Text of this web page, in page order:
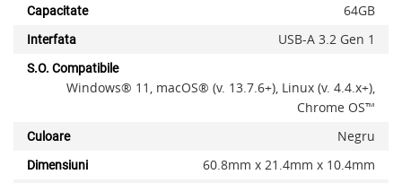
Capacitate 64GB
Interfata USB-A 3.2 Gen 1
S.O. Compatibile
Windows® 11, macOS® (v. 13.7.6+), Linux (v. 4.4.x+),
Chrome OS™
Culoare Negru
Dimensiuni 60.8mm x 21.4mm x 10.4mm